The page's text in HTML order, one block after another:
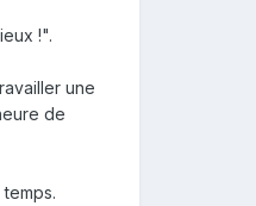
!".
une
de